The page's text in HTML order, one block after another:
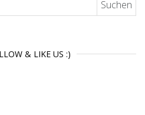
& LIKE US :)